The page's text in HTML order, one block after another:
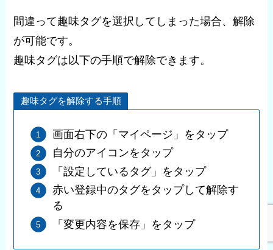
間違って趣味タグを選択してしまった場合、解除
が可能です。
趣味タグは以下の手順で解除できます。
趣味タグを解除する手順
画面右下の「マイページ」をタップ
自分のアイコンをタップ
「設定しているタグ」をタップ
赤い登録中のタグをタップして解除す
る
「変更内容を保存」をタップ